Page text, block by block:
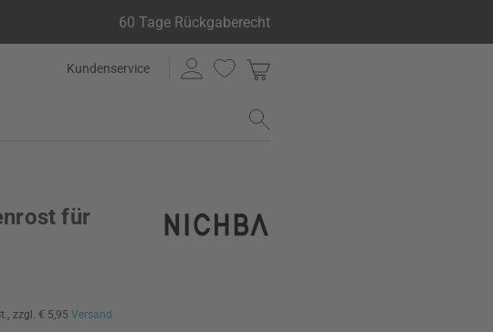
60 Tage Rückgaberecht
Kundenservice
für
zzgl. € 5,95 Versand